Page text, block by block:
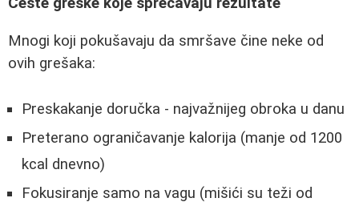
Mnogi koji pokušavaju da smršave čine neke od
ovih grešaka:
Preskakanje doručka - najvažnijeg obroka u danu
Preterano ograničavanje kalorija (manje od 1200
kcal dnevno)
Fokusiranje samo na vagu (mišići su teži od